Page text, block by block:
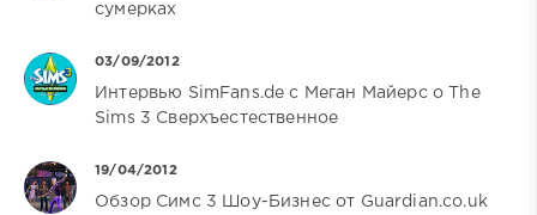
сумерках
03/09/2012
Интервью SimFans.de с Меган Майерс о The
Sims 3 Сверхъестественное
19/04/2012
Обзор Симс 3 Шоу-Бизнес от Guardian.co.uk